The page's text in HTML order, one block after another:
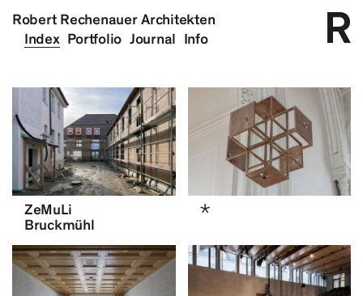
Robert Rechenauer Architekten
Index Portfolio Journal Info
ZeMuLi
Bruckmühl
*